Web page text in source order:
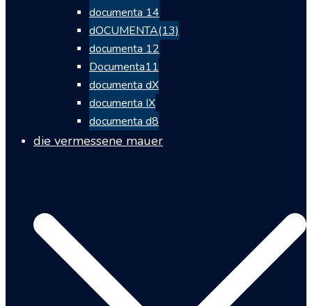
documenta 14
dOCUMENTA(13)
documenta 12
Documenta11
documenta dX
documenta IX
documenta d8
die vermessene mauer